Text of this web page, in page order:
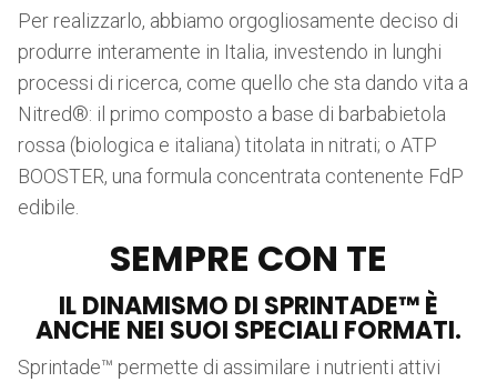
Per realizzarlo, abbiamo orgogliosamente deciso di
produrre interamente in Italia, investendo in lunghi
processi di ricerca, come quello che sta dando vita a
Nitred®: il primo composto a base di barbabietola
rossa (biologica e italiana) titolata in nitrati; o ATP
BOOSTER, una formula concentrata contenente FdP
edibile.
SEMPRE CON TE
IL DINAMISMO DI SPRINTADE™ È
ANCHE NEI SUOI SPECIALI FORMATI.
Sprintade™ permette di assimilare i nutrienti attivi